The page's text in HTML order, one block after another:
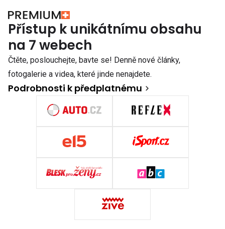
Přístup k unikátnímu obsahu
na 7 webech
Čtěte, poslouchejte, bavte se! Denně nové články,
fotogalerie a videa, které jinde nenajdete.
Podrobnosti k předplatnému